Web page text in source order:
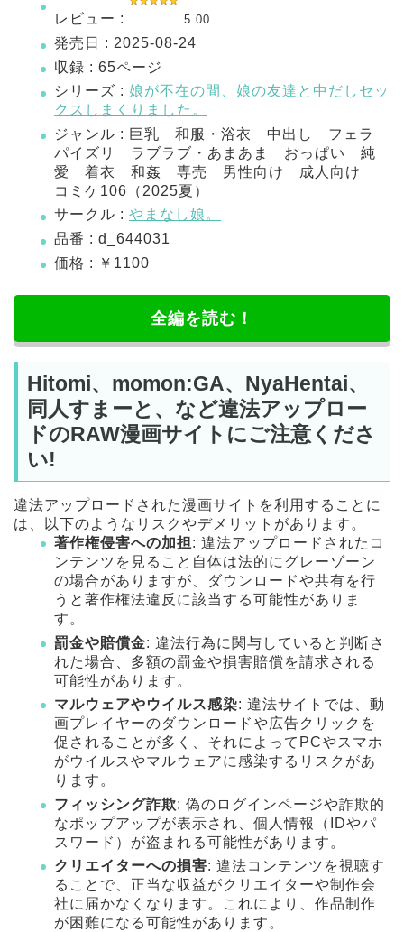
レビュー : 5.00
発売日 : 2025-08-24
収録 : 65ページ
シリーズ : 娘が不在の間、娘の友達と中だしセッ
クスしまくりました。
ジャンル : 巨乳 和服・浴衣 中出し フェラ
パイズリ ラブラブ・あまあま おっぱい 純
愛 着衣 和姦 専売 男性向け 成人向け
コミケ106（2025夏）
サークル : やまなし娘。
品番 : d_644031
価格 : ￥1100
全編を読む！
Hitomi、momon:GA、NyaHentai、
同人すまーと、など違法アップロー
ドのRAW漫画サイトにご注意くださ
い!
違法アップロードされた漫画サイトを利用することに
は、以下のようなリスクやデメリットがあります。
著作権侵害への加担: 違法アップロードされたコ
ンテンツを見ること自体は法的にグレーゾーン
の場合がありますが、ダウンロードや共有を行
うと著作権法違反に該当する可能性がありま
す。
罰金や賠償金: 違法行為に関与していると判断さ
れた場合、多額の罰金や損害賠償を請求される
可能性があります。
マルウェアやウイルス感染: 違法サイトでは、動
画プレイヤーのダウンロードや広告クリックを
促されることが多く、それによってPCやスマホ
がウイルスやマルウェアに感染するリスクがあ
ります。
フィッシング詐欺: 偽のログインページや詐欺的
なポップアップが表示され、個人情報（IDやパ
スワード）が盗まれる可能性があります。
クリエイターへの損害: 違法コンテンツを視聴す
ることで、正当な収益がクリエイターや制作会
社に届かなくなります。これにより、作品制作
が困難になる可能性があります。